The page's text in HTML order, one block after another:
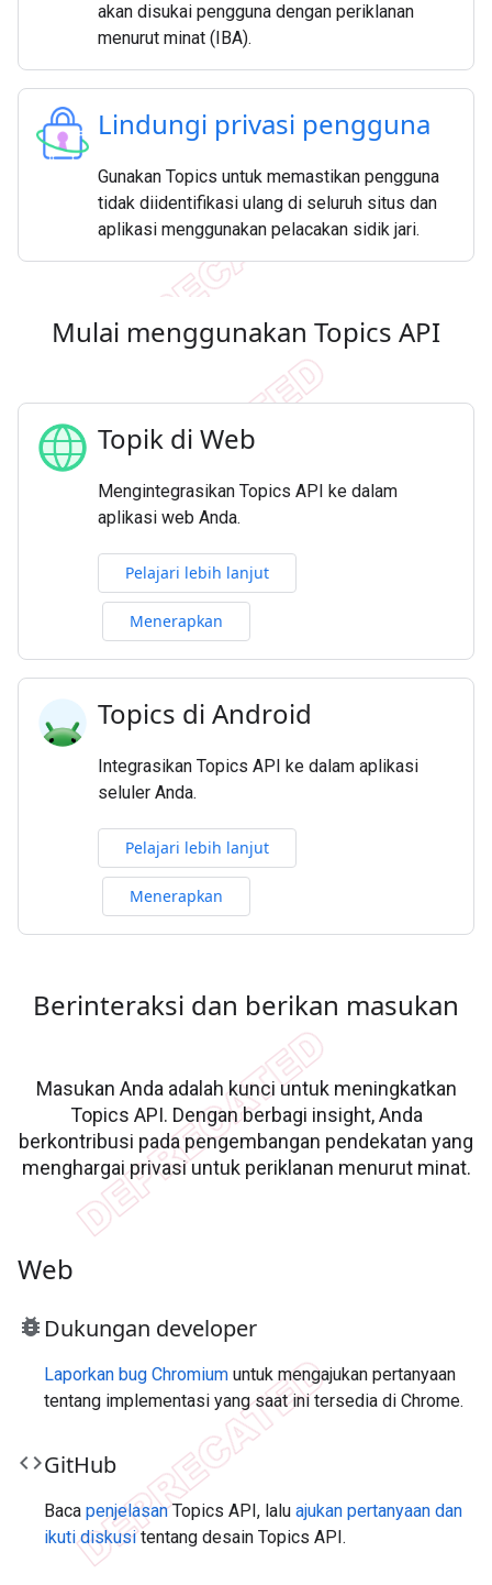
akan disukai pengguna dengan periklanan
menurut minat (IBA).
Lindungi privasi pengguna
Gunakan Topics untuk memastikan pengguna
tidak diidentifikasi ulang di seluruh situs dan
aplikasi menggunakan pelacakan sidik jari.
Mulai menggunakan Topics API
Topik di Web
Mengintegrasikan Topics API ke dalam
aplikasi web Anda.
Pelajari lebih lanjut
Menerapkan
Topics di Android
Integrasikan Topics API ke dalam aplikasi
seluler Anda.
Pelajari lebih lanjut
Menerapkan
Berinteraksi dan berikan masukan
Masukan Anda adalah kunci untuk meningkatkan
Topics API. Dengan berbagi insight, Anda
berkontribusi pada pengembangan pendekatan yang
menghargai privasi untuk periklanan menurut minat.
Web
bug_report Dukungan developer
Laporkan bug Chromium untuk mengajukan pertanyaan
tentang implementasi yang saat ini tersedia di Chrome.
codeGitHub
Baca penjelasanTopics API, lalu ajukan pertanyaan dan
ikuti diskusitentang desain Topics API.